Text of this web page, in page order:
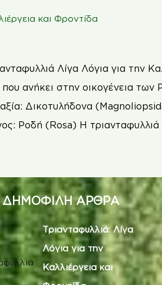
και Φροντίδα
Λίγα Λόγια για την
ανήκει στην οικογένεια
Δικοτυλήδονα
Ροδή (Rosa) Η
ΔΗΜΟΦΙΛΗ ΑΡΘΡΑ
Τριανταφυλλιά: Λίγα
Λόγια για την
Καλλιέργεια και